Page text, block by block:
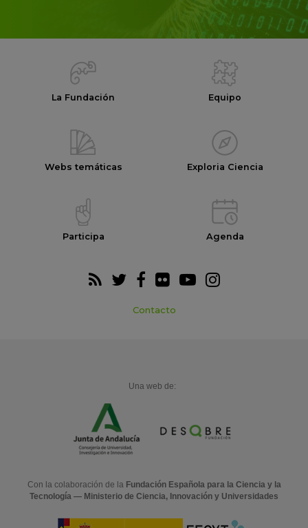
La Fundación Equipo
Webs temáticas Exploria Ciencia
Participa Agenda
Contacto
Una web de:
Con la colaboración de la Fundación Española para la Ciencia y la
Tecnología — Ministerio de Ciencia, Innovación y Universidades